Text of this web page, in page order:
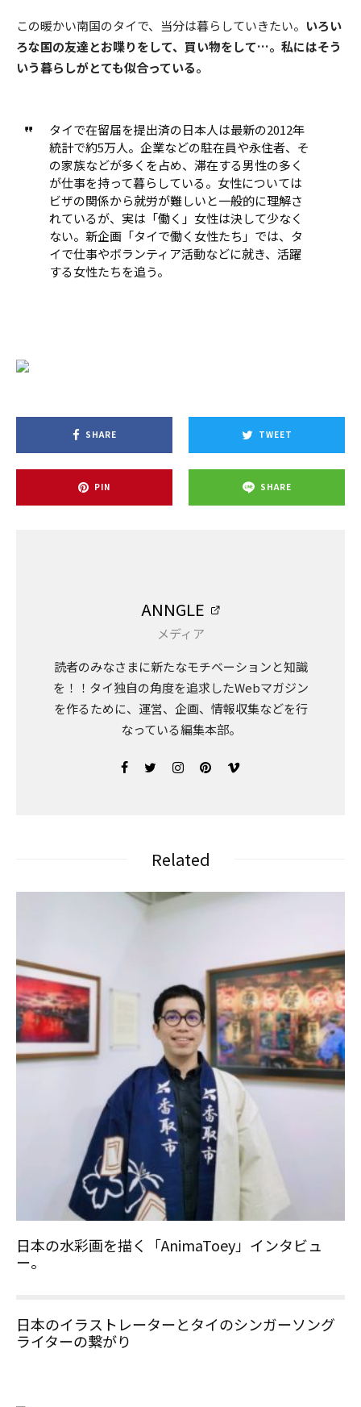
この暖かい南国のタイで、当分は暮らしていきたい。 いろい
ろな国の友達とお喋りをして、買い物をして…。私にはそう
いう暮らしがとても似合っている。
タイで在留届を提出済の日本人は最新の2012年
統計で約5万人。企業などの駐在員や永住者、そ
の家族などが多くを占め、滞在する男性の多く
が仕事を持って暮らしている。女性については
ビザの関係から就労が難しいと一般的に理解さ
れているが、実は「働く」女性は決して少なく
ない。新企画「タイで働く女性たち」では、タ
イで仕事やボランティア活動などに就き、活躍
する女性たちを追う。
SHARE TWEET
PIN SHARE
ANNGLE
メディア
読者のみなさまに新たなモチベーションと知識
を！！タイ独自の角度を追求したWebマガジン
を作るために、運営、企画、情報収集などを行
なっている編集本部。
Related
日本の水彩画を描く「AnimaToey」インタビュ
ー。
日本のイラストレーターとタイのシンガーソング
ライターの繋がり